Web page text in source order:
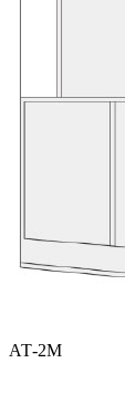
АТ-2М